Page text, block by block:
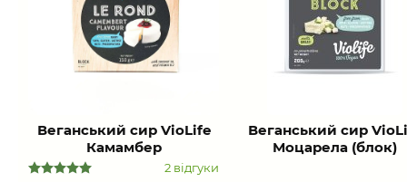
Веганський сир VioLife
Камамбер
2 відгуки
Веганський сир
Моцарела (блок)